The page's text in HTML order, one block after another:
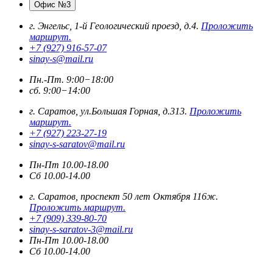
Офис №3
г. Энгельс, 1-й Геологический проезд, д.4. Проложить
маршрут.
+7 (927) 916-57-07
sinay-s@mail.ru
Пн.-Пт. 9:00−18:00
сб. 9:00−14:00
г. Саратов, ул.Большая Горная, д.313. Проложить
маршрут.
+7 (927) 223-27-19
sinay-s-saratov@mail.ru
Пн-Пт 10.00-18.00
Сб 10.00-14.00
г. Саратов, проспект 50 лет Октября 116ж.
Проложить маршрут.
+7 (909) 339-80-70
sinay-s-saratov-3@mail.ru
Пн-Пт 10.00-18.00
Сб 10.00-14.00